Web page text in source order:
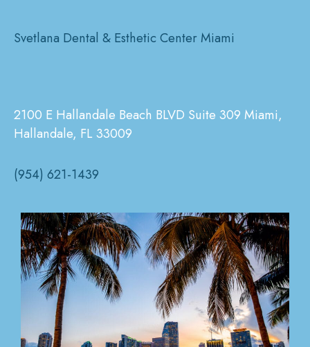
Svetlana Dental & Esthetic Center Miami
2100 E Hallandale Beach BLVD Suite 309 Miami,
Hallandale, FL 33009
(954) 621-1439